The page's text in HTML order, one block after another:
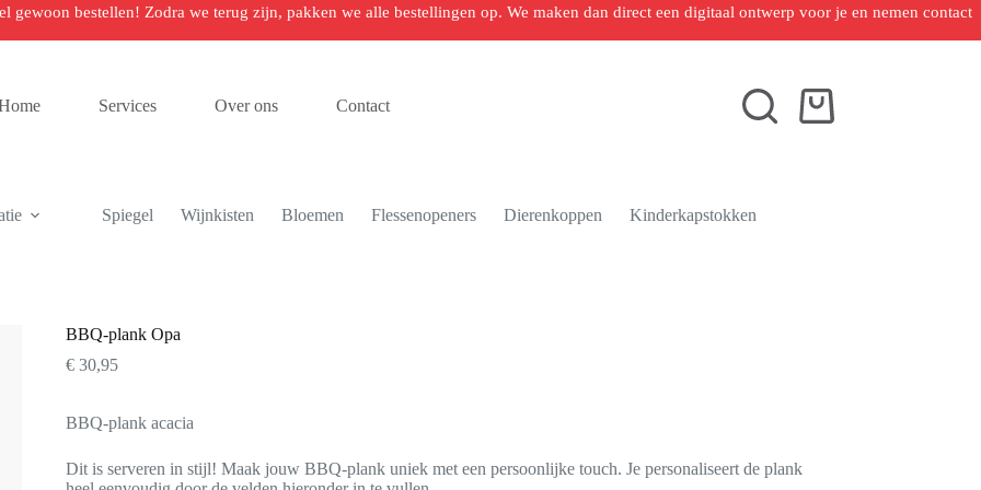
bestellen! Zodra we terug zijn, pakken we alle bestellingen op. We maken dan direct een digitaal ontwerp voor je en nemen contact
Services Over ons Contact Winkelwagen
Spiegel Wijnkisten Bloemen Flessenopeners Dierenkoppen Kinderkapstokken
BBQ-plank Opa
€30,95
BBQ-plank acacia
Dit is serveren in stijl! Maak jouw BBQ-plank uniek met een persoonlijke touch. Je personaliseert de plank